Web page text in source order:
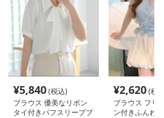
¥5,840(税込)
ブラウス 優美なリボン
タイ付きパフスリーブブ
¥2,620(税
ブラウス フリ
ン付きふんわ